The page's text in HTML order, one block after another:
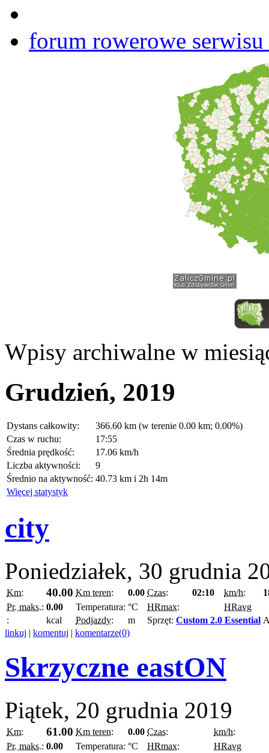
forum rowerowe
Wpisy archiwalne w
Grudzień, 2019
Dystans całkowity:
366.60 km (w terenie 0.00 km; 0.00%)
Czas w ruchu:
17:55
Średnia prędkość:
17.06 km/h
Liczba aktywności:
9
Średnio na aktywność: 40.73 km i 2h 14m
Więcej statystyk
city
Poniedziałek, 30 grudnia
Km: 40.00 Km teren: 0.00 Czas: 02:10 km/h:
Pr. maks.: 0.00 Temperatura: °C HRmax:
HRavg
:
kcal Podjazdy: m Sprzęt: Custom 2.0 Essential
linkuj | komentuj | komentarze(0)
Skrzyczne eastON
Piątek, 20 grudnia 2019
Km: 61.00 Km teren: 0.00 Czas:
km/h:
Pr. maks.: 0.00 Temperatura: °C HRmax:
HRavg